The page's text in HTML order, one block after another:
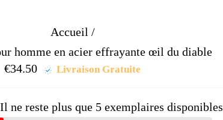
Accueil /
homme en acier effrayante œil du diable
€34.50 PrixLivraison Gratuite
ne reste plus que 5 exemplaires disponibles